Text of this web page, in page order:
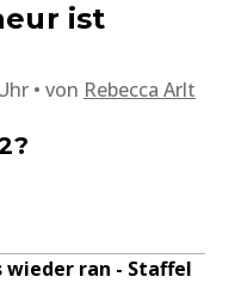
ist
von Rebecca Arlt
wieder ran - Staffel